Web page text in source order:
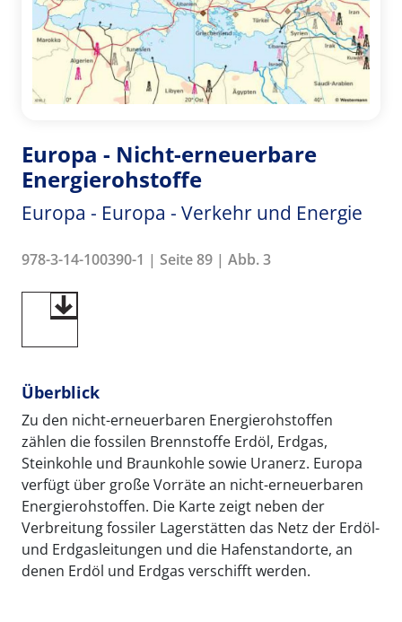
Europa - Nicht-erneuerbare
Energierohstoffe
Europa - Europa - Verkehr und Energie
978-3-14-100390-1 | Seite 89 | Abb. 3
Überblick
Zu den nicht-erneuerbaren Energierohstoffen
zählen die fossilen Brennstoffe Erdöl, Erdgas,
Steinkohle und Braunkohle sowie Uranerz. Europa
verfügt über große Vorräte an nicht-erneuerbaren
Energierohstoffen. Die Karte zeigt neben der
Verbreitung fossiler Lagerstätten das Netz der Erdöl-
und Erdgasleitungen und die Hafenstandorte, an
denen Erdöl und Erdgas verschifft werden.